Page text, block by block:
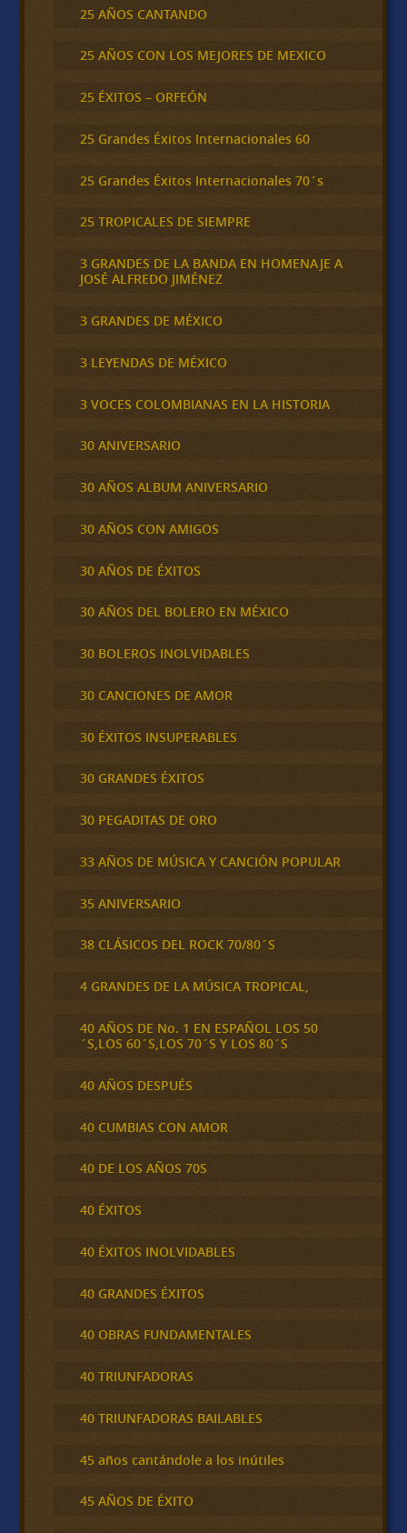
25 AÑOS CANTANDO
25 AÑOS CON LOS MEJORES DE MEXICO
25 ÉXITOS – ORFEÓN
25 Grandes Éxitos Internacionales 60
25 Grandes Éxitos Internacionales 70´s
25 TROPICALES DE SIEMPRE
3 GRANDES DE LA BANDA EN HOMENAJE A
JOSÉ ALFREDO JIMÉNEZ
3 GRANDES DE MÉXICO
3 LEYENDAS DE MÉXICO
3 VOCES COLOMBIANAS EN LA HISTORIA
30 ANIVERSARIO
30 AÑOS ALBUM ANIVERSARIO
30 AÑOS CON AMIGOS
30 AÑOS DE ÉXITOS
30 AÑOS DEL BOLERO EN MÉXICO
30 BOLEROS INOLVIDABLES
30 CANCIONES DE AMOR
30 ÉXITOS INSUPERABLES
30 GRANDES ÉXITOS
30 PEGADITAS DE ORO
33 AÑOS DE MÚSICA Y CANCIÓN POPULAR
35 ANIVERSARIO
38 CLÁSICOS DEL ROCK 70/80´S
4 GRANDES DE LA MÚSICA TROPICAL,
40 AÑOS DE No. 1 EN ESPAÑOL LOS 50
´S,LOS 60´S,LOS 70´S Y LOS 80´S
40 AÑOS DESPUÉS
40 CUMBIAS CON AMOR
40 DE LOS AÑOS 70S
40 ÉXITOS
40 ÉXITOS INOLVIDABLES
40 GRANDES ÉXITOS
40 OBRAS FUNDAMENTALES
40 TRIUNFADORAS
40 TRIUNFADORAS BAILABLES
45 años cantándole a los inútiles
45 AÑOS DE ÉXITO